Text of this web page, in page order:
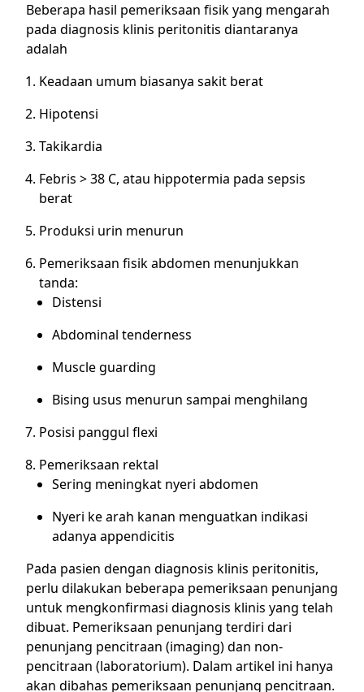
Beberapa hasil pemeriksaan fisik yang mengarah
pada diagnosis klinis peritonitis diantaranya
adalah
Keadaan umum biasanya sakit berat
Hipotensi
Takikardia
Febris > 38 C, atau hippotermia pada sepsis
berat
Produksi urin menurun
Pemeriksaan fisik abdomen menunjukkan
tanda:
Distensi
Abdominal tenderness
Muscle guarding
Bising usus menurun sampai menghilang
Posisi panggul flexi
Pemeriksaan rektal
Sering meningkat nyeri abdomen
Nyeri ke arah kanan menguatkan indikasi
adanya appendicitis
Pada pasien dengan diagnosis klinis peritonitis,
perlu dilakukan beberapa pemeriksaan penunjang
untuk mengkonfirmasi diagnosis klinis yang telah
dibuat. Pemeriksaan penunjang terdiri dari
penunjang pencitraan (imaging) dan non-
pencitraan (laboratorium). Dalam artikel ini hanya
akan dibahas pemeriksaan penunjang pencitraan.